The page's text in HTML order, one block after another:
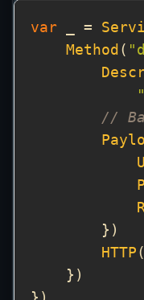
var _ =
Method (
//
HTTP (